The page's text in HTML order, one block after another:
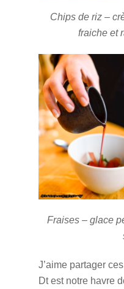
Chips de riz –
fraiche et
Fraises – glace
J’aime partager
Dt est notre havre